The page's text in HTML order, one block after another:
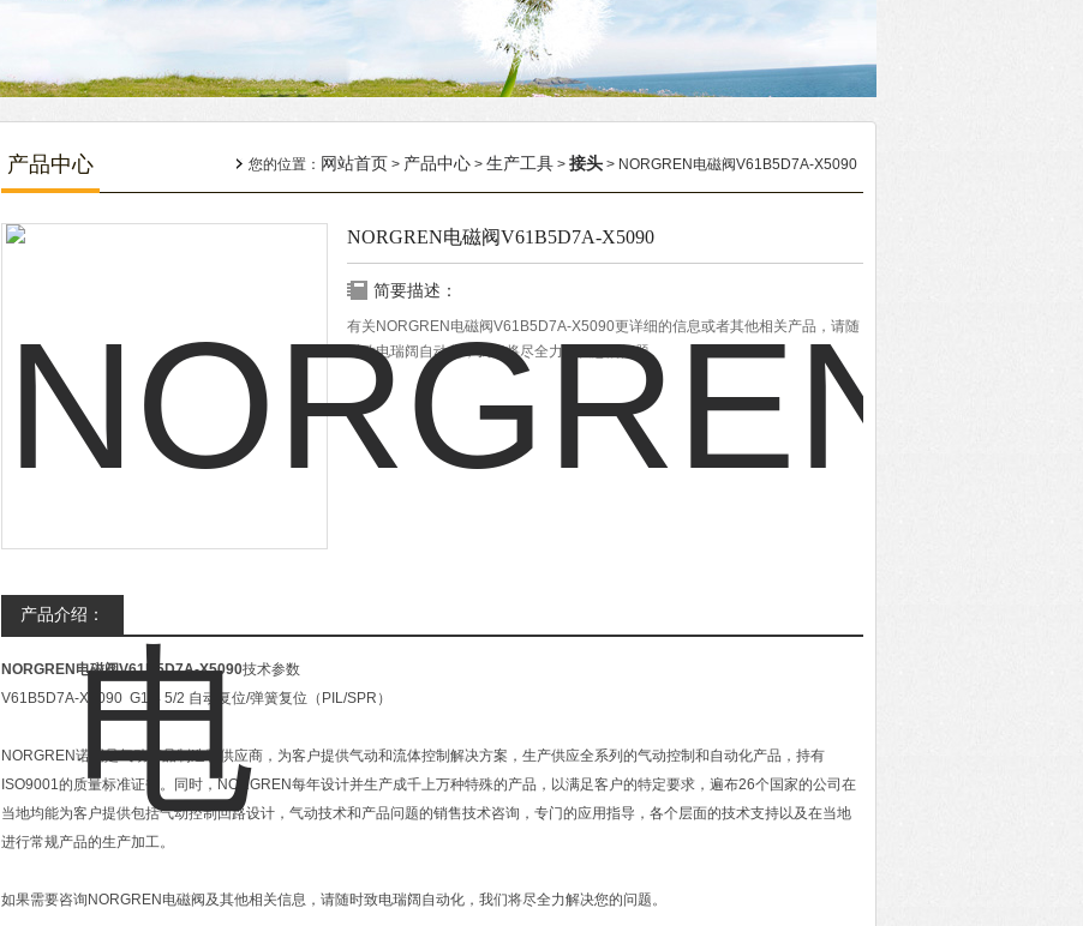
产品中心 您的位置： 网站首页 > 产品中心 > 生产工具 > 接头 > NORGREN电磁阀V61B5D7A-X5090
NORGREN电磁阀V61B5D7A-X5090
简要描述：
有关NORGREN电磁阀V61B5D7A-X5090更详细的信息或者其他相关产品，请随
时致电瑞阔自动化，我们将尽全力解决您的问题。
产品介绍：
NORGREN电磁阀V61B5D7A-X5090技术参数
V61B5D7A-X5090 G1/4 5/2 自动复位/弹簧复位（PIL/SPR）
NORGREN诺冠是气动产品制造和供应商，为客户提供气动和流体控制解决方案，生产供应全系列的气动控制和自动化产品，持有
ISO9001的质量标准证书。同时，NORGREN每年设计并生产成千上万种特殊的产品，以满足客户的特定要求，遍布26个国家的公司在
当地均能为客户提供包括气动控制回路设计，气动技术和产品问题的销售技术咨询，专门的应用指导，各个层面的技术支持以及在当地
进行常规产品的生产加工。
如果需要咨询NORGREN电磁阀及其他相关信息，请随时致电瑞阔自动化，我们将尽全力解决您的问题。